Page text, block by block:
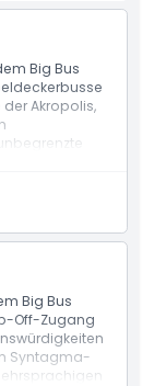
in
Sie heute
Sie das
Big Bus
Akropolis,
und Live-
die ein
in Athen
Big Bus
Off-Zugang
Syntagma-